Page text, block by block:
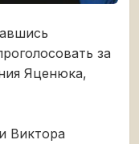
за
Яценюка,
Виктора